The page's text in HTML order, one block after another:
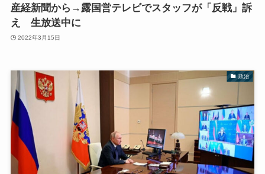
産経新聞から→露国営テレビでスタッフが「反戦」訴
え 生放送中に
2022年3月15日
政治